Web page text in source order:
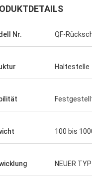
Nr. QF-
Haltestelle
100 bis
NEUER TYP